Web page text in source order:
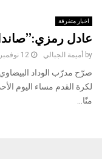
اخبار متفرقة
عادل
by أميمة الجبالي 12 نوفمبر، 2023
صرّح مدرّب الوداد
لكرة القدم مساء اليوم
منّا...